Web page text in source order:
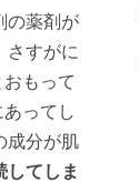
の薬剤が
さすがに
もって
ってし
成分が肌
してしま